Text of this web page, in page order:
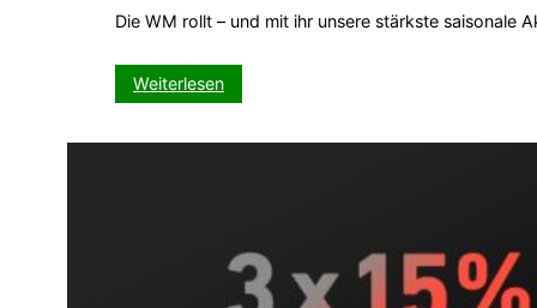
Die WM rollt – und mit ihr unsere stärkste saisonale
Weiterlesen:
WM-
Push
auf